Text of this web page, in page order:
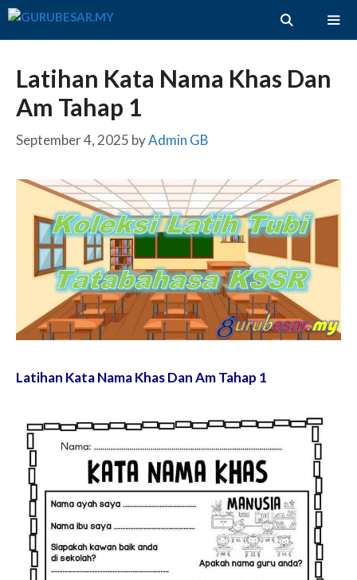
Skip
Latihan Kata Nama Khas Dan
Am Tahap 1
September 4, 2025 byAdmin GB
Latihan Kata Nama Khas Dan Am Tahap 1